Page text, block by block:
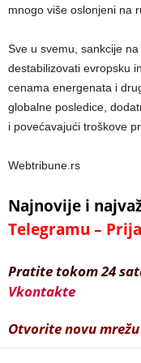
mnogo više oslonjeni na
Sve u svemu, sankcije
destabilizovati evropsku
cenama energenata i
globalne posledice,
i povećavajući troškove
Webtribune.rs
Najnovije i
Telegramu –
Pratite tokom 24
Vkontakte
Otvorite novu mrežu